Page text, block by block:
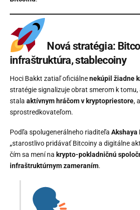
Nová stratégia:
infraštruktúra, stablecoiny
Hoci Bakkt zatiaľ oficiálnenekúpil žiadne
stratégie signalizuje obrat smerom k
stala aktívnym hráčom v kryptopriestore,
sprostredkovateľom.
Podľa spolugenerálneho riaditeľa Akshaya
„starostlivo pridávať Bitcoiny a digitálne
čím sa mení na krypto-pokladničnú
infraštruktúrnym zameraním.